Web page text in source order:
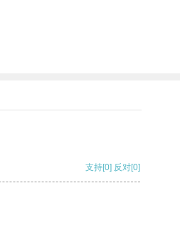
支持[0] 反对[0]